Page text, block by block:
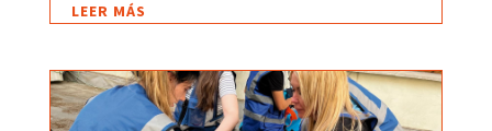
LEER MÁS